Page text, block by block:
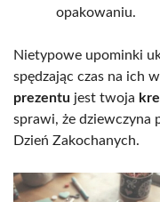
opakowaniu.
Nietypowe upominki
spędzając czas na ich
prezentu jest twoja
sprawi, że dziewczyna
Dzień Zakochanych.